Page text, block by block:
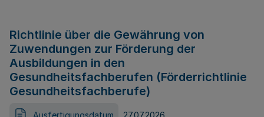
Richtlinie über die Gewährung von
Zuwendungen zur Förderung der
Ausbildungen in den
Gesundheitsfachberufen (Förderrichtlinie
Gesundheitsfachberufe)
Ausfertigungsdatum 27.07.2026